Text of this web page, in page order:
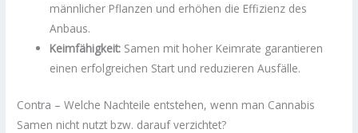
männlicher Pflanzen und erhöhen die Effizienz des
Anbaus.
Keimfähigkeit: Samen mit hoher Keimrate garantieren
einen erfolgreichen Start und reduzieren Ausfälle.
Contra – Welche Nachteile entstehen, wenn man Cannabis
Samen nicht nutzt bzw. darauf verzichtet?